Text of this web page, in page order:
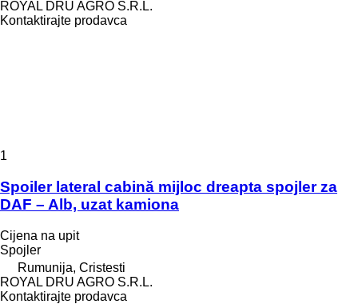
ROYAL DRU AGRO S.R.L.
Kontaktirajte prodavca
1
Spoiler lateral cabină mijloc dreapta spojler za
DAF – Alb, uzat kamiona
Cijena na upit
Spojler
Rumunija, Cristesti
ROYAL DRU AGRO S.R.L.
Kontaktirajte prodavca